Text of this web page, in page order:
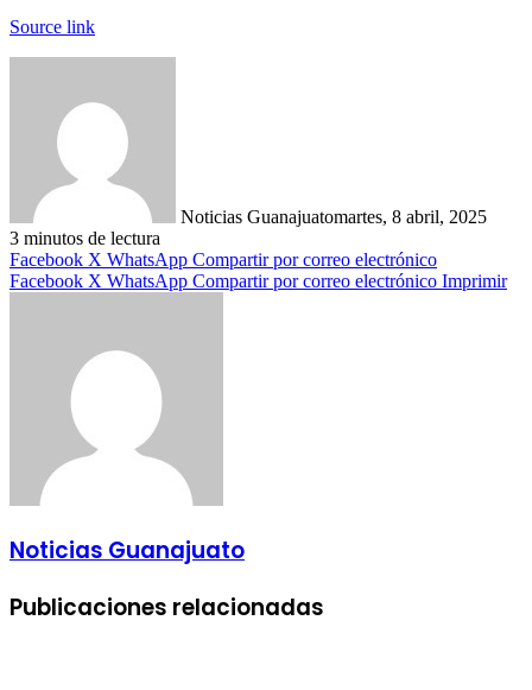
Source link
Noticias Guanajuatomartes, 8 abril, 2025
3 minutos de lectura
Facebook X WhatsApp Compartir por correo electrónico
Facebook X WhatsApp Compartir por correo electrónico Imprimir
Noticias Guanajuato
Publicaciones relacionadas